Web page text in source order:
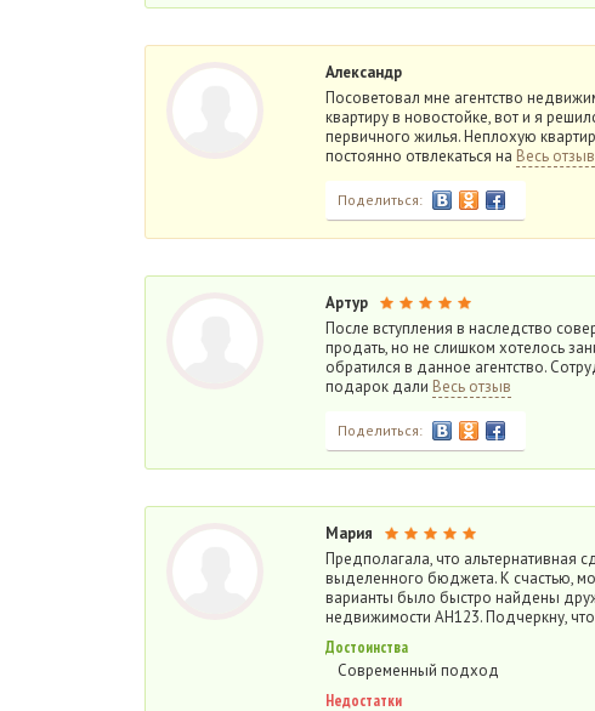
Александр
Посоветовал мне агентство
квартиру в новостойке, вот и я
первичного жилья. Неплохую
постоянно отвлекаться на Весь отзыв
Поделиться:
Артур
После вступления в наследство
продать, но не слишком хотелось
обратился в данное агентство.
подарок дали Весь отзыв
Поделиться:
Мария
Предполагала, что альтернативная
выделенного бюджета. К счастью,
варианты было быстро найдены
недвижимости АН123. Подчеркну,
Достоинства
Современный подход
Недостатки